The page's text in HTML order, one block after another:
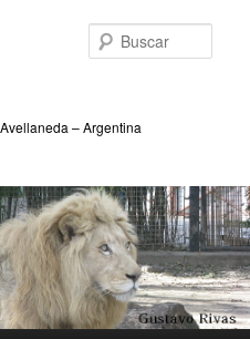
– Argentina